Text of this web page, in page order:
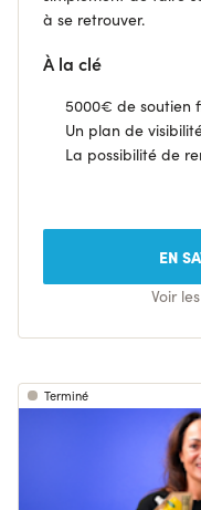
à se retrouver.
À la clé
5000€ de soutien
Un plan de
La possibilité de
EN
Voir
Terminé